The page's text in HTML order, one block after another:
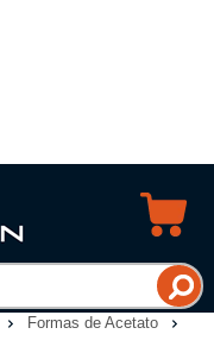
Formas de Acetato